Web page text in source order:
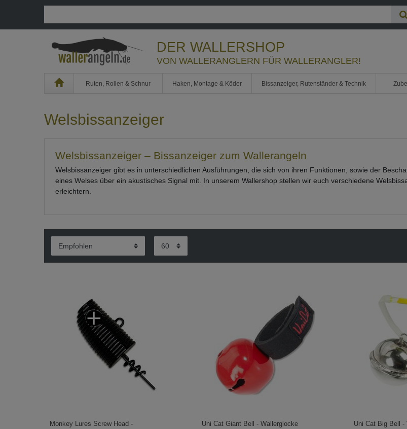
DER WALLERSHOP
VON WALLERANGLERN FÜR WALLERANGLER!
Home Ruten, Rollen & Schnur Haken, Montage & Köder Bissanzeiger, Rutenständer & Technik
Welsbissanzeiger
Welsbissanzeiger – Bissanzeiger zum Wallerangeln
Welsbissanzeiger gibt es in unterschiedlichen Ausführungen, die sich von ihren Funktionen, sowie der
eines Welses über ein akustisches Signal mit. In unserem Wallershop stellen wir euch verschiedene
erleichtern.
Monkey Lures Screw Head -
Uni Cat Giant Bell - Wallerglocke Uni Cat Big Bell -